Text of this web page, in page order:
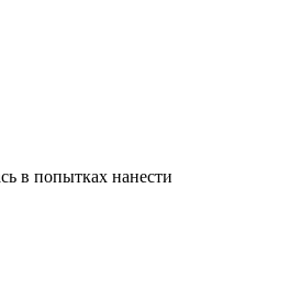
в попытках нанести